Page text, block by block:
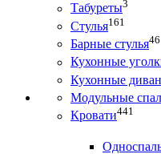
Табуреты3
Стулья161
Барные стулья46
Кухонные
Кухонные
Модульные
Кровати441